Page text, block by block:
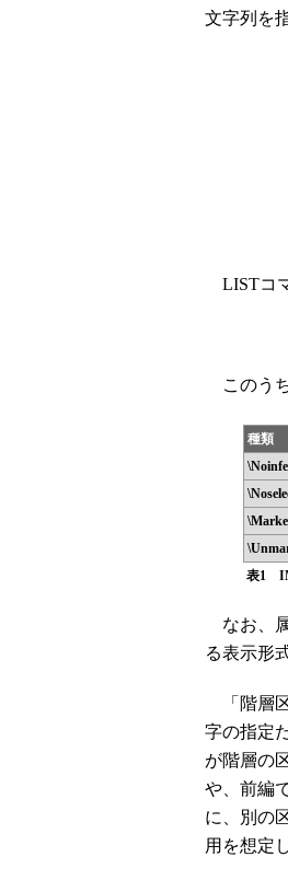
文字列を
LISTコ
このう
種類
表1
なお、
る表示形
「階層
字の指定
が階層の
や、前編
に、別の
用を想定